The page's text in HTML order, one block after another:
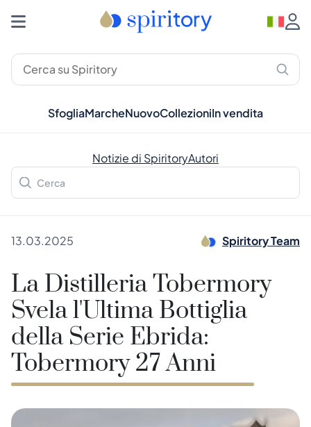
SfogliaMarcheNuovoCollezioniIn vendita
Notizie di SpiritoryAutori
13.03.2025 Spiritory Team
La Distilleria Tobermory
Svela l'Ultima Bottiglia
della Serie Ebrida:
Tobermory 27 Anni